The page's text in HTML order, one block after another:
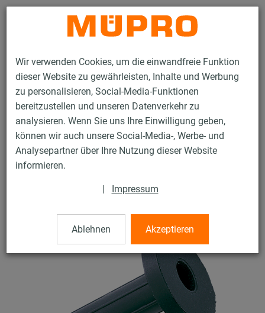
Wir verwenden Cookies, um die einwandfreie Funktion
dieser Website zu gewährleisten, Inhalte und Werbung
zu personalisieren, Social-Media-Funktionen
bereitzustellen und unseren Datenverkehr zu
analysieren. Wenn Sie uns Ihre Einwilligung geben,
können wir auch unsere Social-Media-, Werbe- und
Analysepartner über Ihre Nutzung dieser Website
informieren.
| Impressum
Ablehnen Akzeptieren
Kontakt
Produkte Befestigungstechnik Dübel MÜPRO-PHONEX® Anker
25 / 45
MÜPRO-PHONEX® Anker